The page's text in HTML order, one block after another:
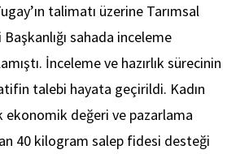
talimatı üzerine Tarımsal
sahada inceleme
İnceleme ve hazırlık sürecinin
talebi hayata geçirildi. Kadın
ekonomik değeri ve pazarlama
40 kilogram salep fidesi desteği